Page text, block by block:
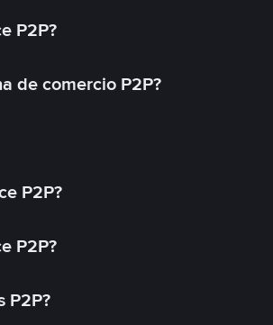
P2P?
de comercio P2P?
P2P?
P2P?
P2P?